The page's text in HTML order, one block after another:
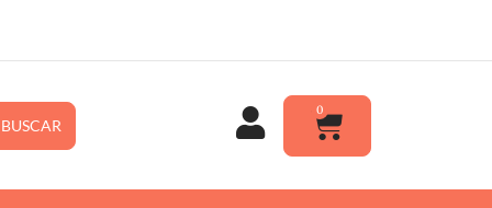
BUSCAR
0